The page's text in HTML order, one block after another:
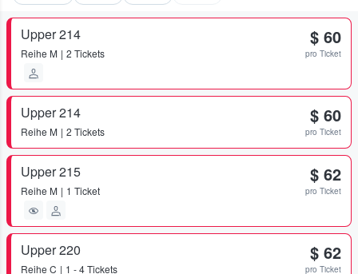
Upper 214
Reihe M 2 Tickets
$ 60
pro Ticket
Upper 214
Reihe M 2 Tickets
$ 60
pro Ticket
Upper 215
Reihe M 1 Ticket
$ 62
pro Ticket
Upper 220
Reihe C 1 - 4 Tickets
$ 62
pro Ticket